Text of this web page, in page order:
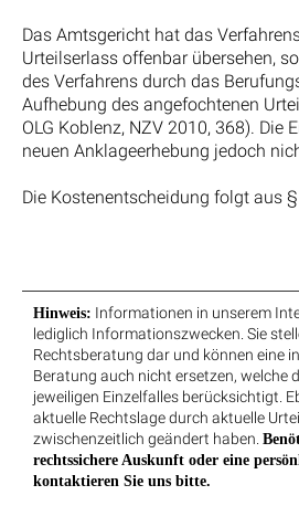
Das Amtsgericht hat das
Urteilserlass offenbar übersehen,
des Verfahrens durch das
Aufhebung des angefochtenen
OLG Koblenz, NZV 2010, 368). Die
neuen Anklageerhebung jedoch
Die Kostenentscheidung folgt aus §
Hinweis: Informationen in unserem
lediglich Informationszwecken. Sie
Rechtsberatung dar und können eine
Beratung auch nicht ersetzen, welche
jeweiligen Einzelfalles berücksichtigt.
aktuelle Rechtslage durch aktuelle
zwischenzeitlich geändert haben.
rechtssichere Auskunft oder eine
kontaktieren Sie uns bitte.